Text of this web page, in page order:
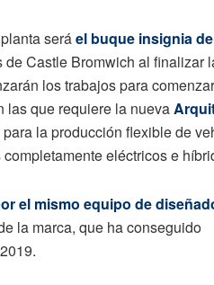
seráel buque insignia
Castle Bromwich al finalizar
los trabajos para
las que requiere la nueva
para la producción flexible de
eléctricos e
el mismo equipo de
la marca, que ha conseguido